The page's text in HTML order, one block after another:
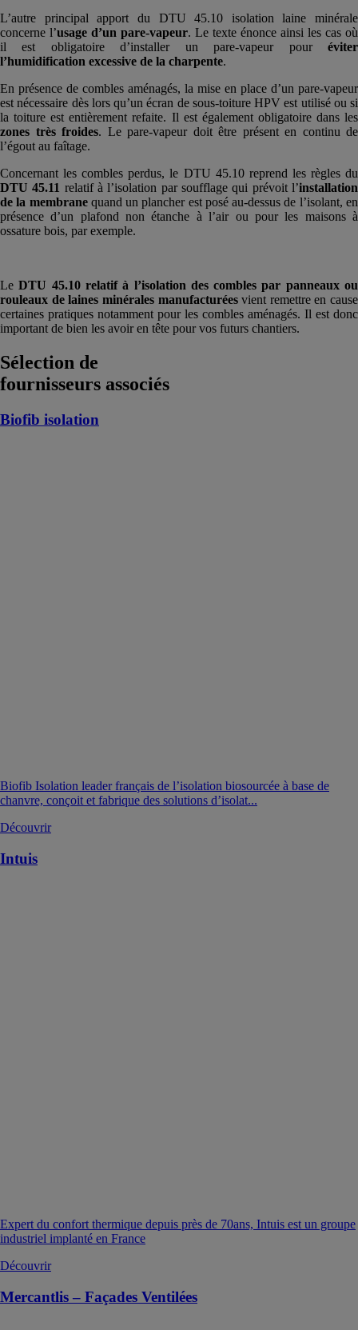
L’autre principal apport du DTU 45.10 isolation laine minérale
concerne l’usage d’un pare-vapeur. Le texte énonce ainsi les cas où
il est obligatoire d’installer un pare-vapeur pour éviter
l’humidification excessive de la charpente.
En présence de combles aménagés, la mise en place d’un pare-vapeur
est nécessaire dès lors qu’un écran de sous-toiture HPV est utilisé ou si
la toiture est entièrement refaite. Il est également obligatoire dans les
zones très froides. Le pare-vapeur doit être présent en continu de
l’égout au faîtage.
Concernant les combles perdus, le DTU 45.10 reprend les règles du
DTU 45.11 relatif à l’isolation par soufflage qui prévoit l’installation
de la membranequand un plancher est posé au-dessus de l’isolant, en
présence d’un plafond non étanche à l’air ou pour les maisons à
ossature bois, par exemple.
LeDTU 45.10 relatif à l’isolation des combles par panneaux ou
rouleaux de laines minérales manufacturéesvient remettre en cause
certaines pratiques notamment pour les combles aménagés. Il est donc
important de bien les avoir en tête pour vos futurs chantiers.
Sélection de
fournisseurs associés
Biofib isolation
Biofib Isolation leader français de l’isolation biosourcée à base de
chanvre, conçoit et fabrique des solutions d’isolat...
Découvrir
Intuis
Expert du confort thermique depuis près de 70ans, Intuis est un groupe
industriel implanté en France
Découvrir
Mercantlis – Façades Ventilées